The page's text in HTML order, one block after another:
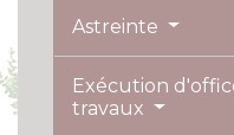
Astreinte
Exécution
travaux